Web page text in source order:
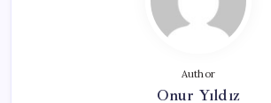
Author
Onur Yıldız